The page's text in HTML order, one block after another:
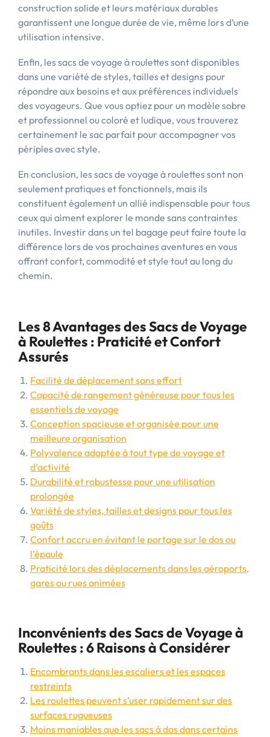
construction solide et leurs matériaux durables
garantissent une longue durée de vie, même lors d’une
utilisation intensive.
Enfin, les sacs de voyage à roulettes sont disponibles
dans une variété de styles, tailles et designs pour
répondre aux besoins et aux préférences individuels
des voyageurs. Que vous optiez pour un modèle sobre
et professionnel ou coloré et ludique, vous trouverez
certainement le sac parfait pour accompagner vos
périples avec style.
En conclusion, les sacs de voyage à roulettes sont non
seulement pratiques et fonctionnels, mais ils
constituent également un allié indispensable pour tous
ceux qui aiment explorer le monde sans contraintes
inutiles. Investir dans un tel bagage peut faire toute la
différence lors de vos prochaines aventures en vous
offrant confort, commodité et style tout au long du
chemin.
Les 8 Avantages des Sacs de Voyage
à Roulettes : Praticité et Confort
Assurés
Facilité de déplacement sans effort
Capacité de rangement généreuse pour tous les
essentiels de voyage
Conception spacieuse et organisée pour une
meilleure organisation
Polyvalence adaptée à tout type de voyage et
d’activité
Durabilité et robustesse pour une utilisation
prolongée
Variété de styles, tailles et designs pour tous les
goûts
Confort accru en évitant le portage sur le dos ou
l’épaule
Praticité lors des déplacements dans les aéroports,
gares ou rues animées
Inconvénients des Sacs de Voyage à
Roulettes : 6 Raisons à Considérer
Encombrants dans les escaliers et les espaces
restreints
Les roulettes peuvent s’user rapidement sur des
surfaces rugueuses
Moins maniables que les sacs à dos dans certains